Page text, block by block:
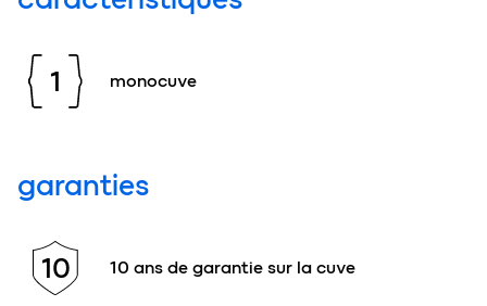
1 monocuve
garanties
10 10 ans de garantie sur la cuve